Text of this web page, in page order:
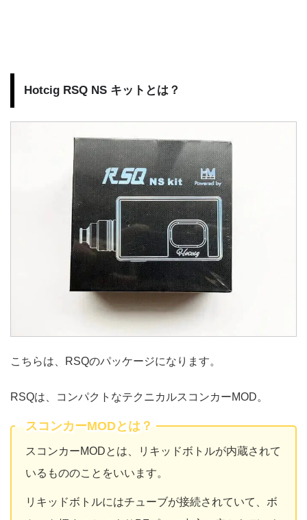
Hotcig RSQ NS キットとは？
こちらは、RSQのパッケージになります。
RSQは、コンパクトなテクニカルスコンカーMOD。
スコンカーMODとは？
スコンカーMODとは、リキッドボトルが内蔵されて
いるもののことをいいます。
リキッドボトルにはチューブが接続されていて、ボ